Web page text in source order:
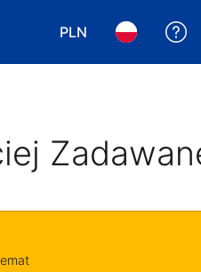
PLN
Wybierz walutę.
Wybierz